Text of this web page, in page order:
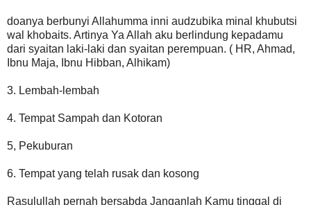
doanya berbunyi Allahumma inni audzubika minal khubutsi
wal khobaits. Artinya Ya Allah aku berlindung kepadamu
dari syaitan laki-laki dan syaitan perempuan. ( HR, Ahmad,
Ibnu Maja, Ibnu Hibban, Alhikam)
3. Lembah-lembah
4. Tempat Sampah dan Kotoran
5, Pekuburan
6. Tempat yang telah rusak dan kosong
Rasulullah pernah bersabda Janganlah Kamu tinggal di